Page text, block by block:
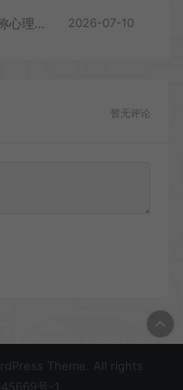
恐惧原野 / Dread Fields 第一人称心理恐怖游戏 2026-07-10
暂无评论
Theme. All rights
号-1